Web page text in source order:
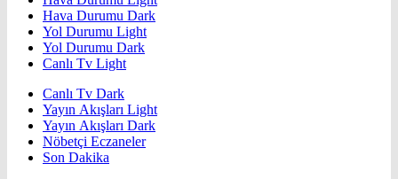
Hava Durumu Dark
Yol Durumu Light
Yol Durumu Dark
Canlı Tv Light
Canlı Tv Dark
Yayın Akışları Light
Yayın Akışları Dark
Nöbetçi Eczaneler
Son Dakika